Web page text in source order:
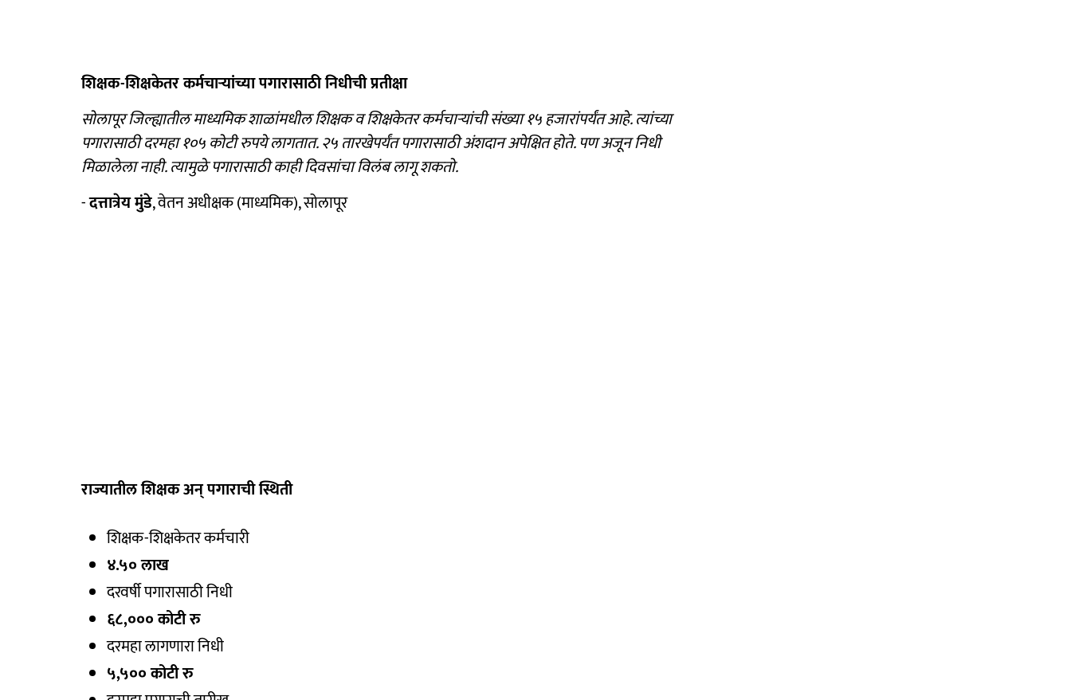
शिक्षक-शिक्षकेतर कर्मचाऱ्यांच्या पगारासाठी निधीची प्रतीक्षा
सोलापूर जिल्ह्यातील माध्यमिक शाळांमधील शिक्षक व शिक्षकेतर कर्मचाऱ्यांची संख्या १५ हजारांपर्यंत आहे. त्यांच्या
पगारासाठी दरमहा १०५ कोटी रुपये लागतात. २५ तारखेपर्यंत पगारासाठी अंशदान अपेक्षित होते. पण अजून निधी
मिळालेला नाही. त्यामुळे पगारासाठी काही दिवसांचा विलंब लागू शकतो.
-दत्तात्रेय मुंडे, वेतन अधीक्षक (माध्यमिक), सोलापूर
राज्यातील शिक्षक अन्‌ पगाराची स्थिती
शिक्षक-शिक्षकेतर कर्मचारी
४.५० लाख
दरवर्षी पगारासाठी निधी
६८,००० कोटी रु
दरमहा लागणारा निधी
५,५०० कोटी रु